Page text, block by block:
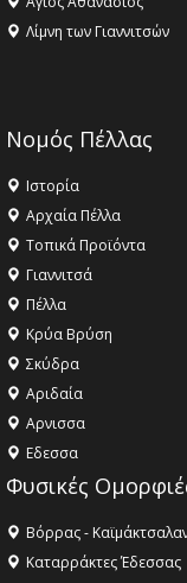
Λίμνη των Γιαννιτσών
Νομός Πέλλας
Ιστορία
Αρχαία Πέλλα
Τοπικά Προϊόντα
Γιαννιτσά
Πέλλα
Κρύα Βρύση
Σκύδρα
Αριδαία
Aρνισσα
Eδεσσα
Φυσικές
Βόρρας -
Καταρράκτες Έδεσσας